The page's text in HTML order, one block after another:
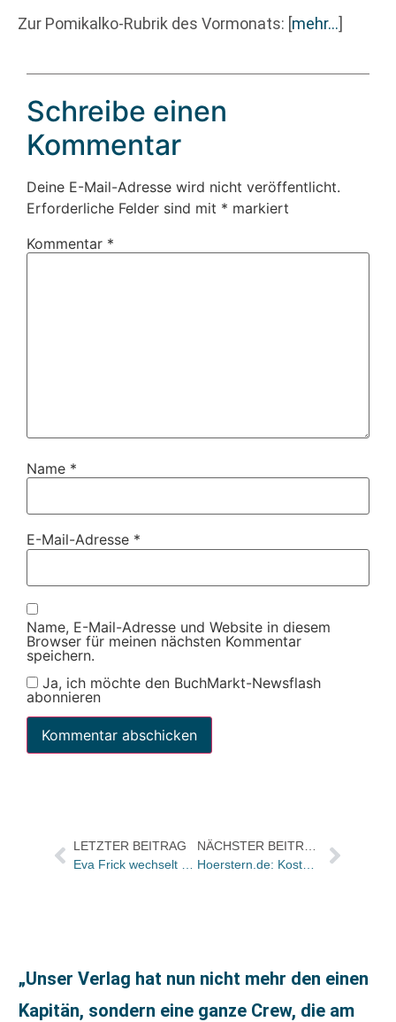
Zur Pomikalko-Rubrik des Vormonats: [mehr…]
Schreibe einen
Kommentar
Deine E-Mail-Adresse wird nicht veröffentlicht.
Erforderliche Felder sind mit * markiert
Kommentar *
Name *
E-Mail-Adresse *
Name, E-Mail-Adresse und Website in diesem
Browser für meinen nächsten Kommentar
speichern.
Ja, ich möchte den BuchMarkt-Newsflash
abonnieren
LETZTER BEITRAG
Eva Frick wechselt zu Ueberreuter
NÄCHSTER BEITRAG
Hoerstern.de: Kostenloser Download von Ursel Schefflers „Ätze“
„Unser Verlag hat nun nicht mehr den einen
Kapitän, sondern eine ganze Crew, die am